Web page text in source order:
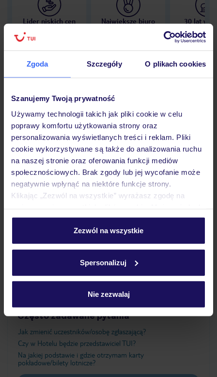
Zgoda Szczegóły O plikach cookies
Szanujemy Twoją prywatność
Używamy technologii takich jak pliki cookie w celu
poprawy komfortu użytkowania strony oraz
personalizowania wyświetlanych treści i reklam. Pliki
cookie wykorzystywane są także do analizowania ruchu
na naszej stronie oraz oferowania funkcji mediów
społecznościowych. Brak zgody lub jej wycofanie może
negatywnie wpłynąć na niektóre funkcje strony.
Klikając „Zezwól na wszystkie” wyrażasz zgodę na
personalizować swój wybór wchodząc w zakładkę
Szczegółowe informacje o plikach cookie znajdziesz
Zezwól na wszystkie
Spersonalizuj
Nie zezwalaj
Lider niskich cen
Największe biuro
30 lat w
Hotel
Opinie
Pokoje
Wyżywienie
Ważne informacje
Często zadawane pytania
Jak zmienić uczestników/osobę zgłaszającą?
Czy w Hotelu będzie przedstawiciel TUI?
Na jakiej podstawie i gdzie otrzymam karty
pokładowe/bilety lotnicze?